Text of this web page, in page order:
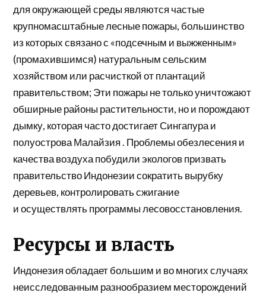
дляокружающей среды являются частые
крупномасштабные лесные пожары, большинство
из которых связано с «подсечным и выжженным»
(промахившимся) натуральным сельским
хозяйством или расчисткой от плантаций
правительством; Эти пожары не только уничтожают
обширные районы растительности, но и порождают
дымку, которая часто достигаетСингапураи
полуостроваМалайзия. Проблемы обезлесения и
качества воздуха побудили экологов призвать
правительство Индонезии сократить вырубку
деревьев, контролировать сжигание
иосуществлятьпрограммы лесовосстановления.
Ресурсы и власть
Индонезия обладает большим и во многих случаях
неисследованным разнообразием месторождений